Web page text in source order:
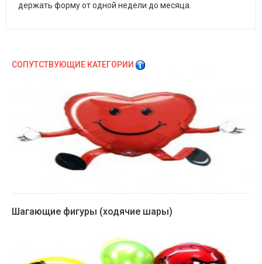
держать форму от одной недели до месяца.
СОПУТСТВУЮЩИЕ КАТЕГОРИИ
Шагающие фигуры (ходячие шары)